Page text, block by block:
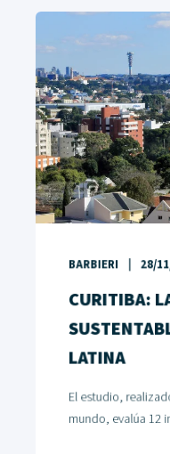
BARBIERI 28/
CURITIBA:
LATINA
El estudio,
mundo, evalúa 12